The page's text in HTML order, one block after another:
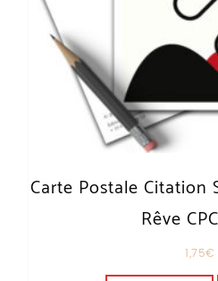
Carte Postale Citation
Rêve
1,75€